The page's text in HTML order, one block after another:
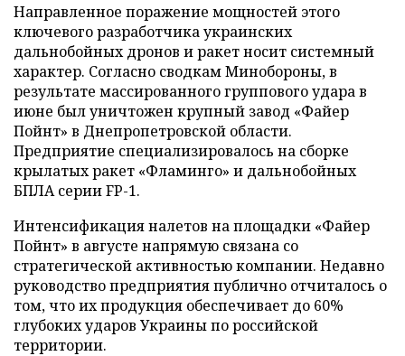
Направленное поражение мощностей этого
ключевого разработчика украинских
дальнобойных дронов и ракет носит системный
характер. Согласно сводкам Минобороны, в
результате массированного группового удара в
июне был уничтожен крупный завод «Файер
Пойнт» в Днепропетровской области.
Предприятие специализировалось на сборке
крылатых ракет «Фламинго» и дальнобойных
БПЛА серии FP-1.
Интенсификация налетов на площадки «Файер
Пойнт» в августе напрямую связана со
стратегической активностью компании. Недавно
руководство предприятия публично отчиталось о
том, что их продукция обеспечивает до 60%
глубоких ударов Украины по российской
территории.